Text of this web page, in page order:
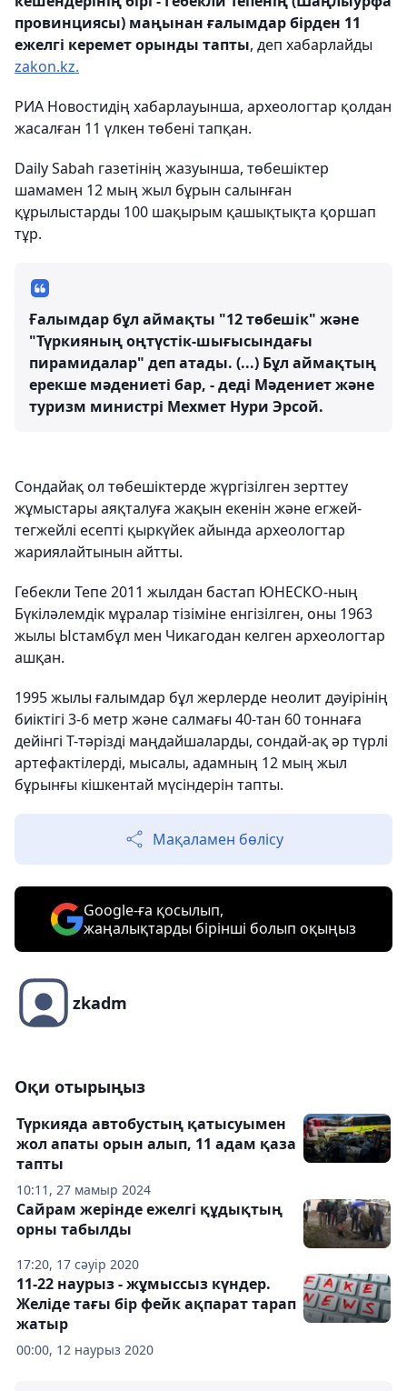
провинциясы) маңынан ғалымдар бірден 11
ежелгі керемет орынды тапты, деп хабарлайды
zakon.kz.
РИА Новостидің хабарлауынша, археологтар қолдан
жасалған 11 үлкен төбені тапқан.
Daily Sabah газетінің жазуынша, төбешіктер
шамамен 12 мың жыл бұрын салынған
құрылыстарды 100 шақырым қашықтықта қоршап
тұр.
Ғалымдар бұл аймақты "12 төбешік" және
"Түркияның оңтүстік-шығысындағы
пирамидалар" деп атады. (...) Бұл аймақтың
ерекше мәдениеті бар, - деді Мәдениет және
туризм министрі Мехмет Нури Эрсой.
Сондайақ ол төбешіктерде жүргізілген зерттеу
жұмыстары аяқталуға жақын екенін және егжей-
тегжейлі есепті қыркүйек айында археологтар
жариялайтынын айтты.
Гебекли Тепе 2011 жылдан бастап ЮНЕСКО-ның
Бүкіләлемдік мұралар тізіміне енгізілген, оны 1963
жылы Ыстамбұл мен Чикагодан келген археологтар
ашқан.
1995 жылы ғалымдар бұл жерлерде неолит дәуірінің
биіктігі 3-6 метр және салмағы 40-тан 60 тоннаға
дейінгі Т-тәрізді маңдайшаларды, сондай-ақ әр түрлі
артефактілерді, мысалы, адамның 12 мың жыл
бұрынғы кішкентай мүсіндерін тапты.
Мақаламен бөлісу
Google-ға қосылып,
жаңалықтарды бірінші болып оқыңыз
zkadm
Оқи отырыңыз
10:11, 27 мамыр 2024
Түркияда автобустың қатысуымен
жол апаты орын алып, 11 адам қаза
тапты
17:20, 17 сәуір 2020
Сайрам жерінде ежелгі құдықтың
орны табылды
00:00, 12 наурыз 2020
11-22 наурыз - жұмыссыз күндер.
Желіде тағы бір фейк ақпарат тарап
жатыр